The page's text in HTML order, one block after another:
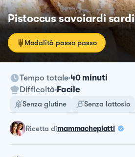
Pistoccus savoiardi sardi
Modalità passo passo
Tempo totale 40 minuti
Difficoltà Facile
Senza glutine Senza lattosio
ricetta dimammachepiatti